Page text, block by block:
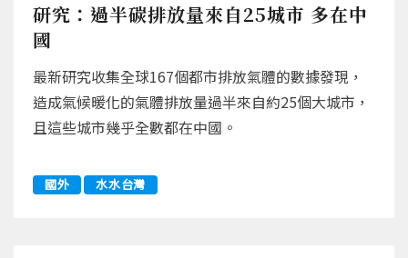
研究：過半碳排放量來自25城市 多在中
國
最新研究收集全球167個都市排放氣體的數據發現，
造成氣候暖化的氣體排放量過半來自約25個大城市，
且這些城市幾乎全數都在中國。
國外 水水台灣